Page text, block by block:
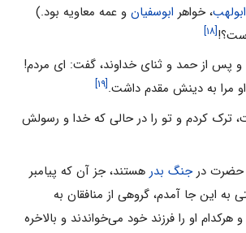
ابولهب، خواهر ابوسفیان و عمه معاویه بود.) ‌
[۱۸]
و پس از حمد و ثنای خداوند، گفت: ‌ای مردم!
مرا به دینش مقدم داشت.[۱۹]
ترک کردم و تو را در حالی که خدا و رسولش
جنگ بدر هستند، جز آن که پیامبر
این جا آمدم، گروهی از منافقان به
او را فرزند خود می‌خواندند و بالاخره